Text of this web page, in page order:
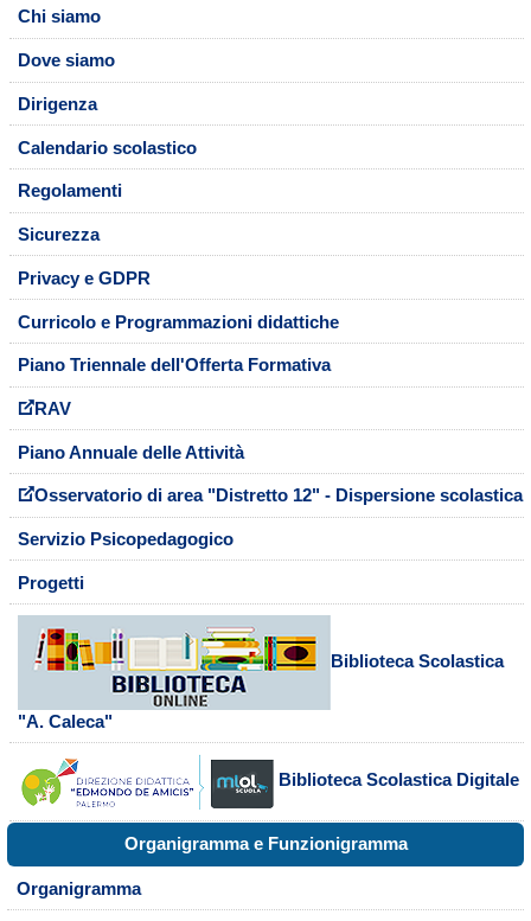
Chi siamo
Dove siamo
Dirigenza
Calendario scolastico
Regolamenti
Sicurezza
Privacy e GDPR
Curricolo e Programmazioni didattiche
Piano Triennale dell'Offerta Formativa
RAV
Piano Annuale delle Attività
Osservatorio di area "Distretto 12" - Dispersione scolastica
Servizio Psicopedagogico
Progetti
Biblioteca Scolastica
"A. Caleca"
Biblioteca Scolastica Digitale
Organigramma e Funzionigramma
Organigramma